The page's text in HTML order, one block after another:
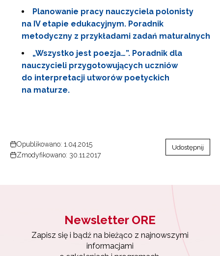
Planowanie pracy nauczyciela polonisty
na IV etapie edukacyjnym. Poradnik
metodyczny z przykładami zadań maturalnych
„Wszystko jest poezja…”. Poradnik dla
nauczycieli przygotowujących uczniów
do interpretacji utworów poetyckich
na maturze.
Opublikowano: 1.04.2015
Zmodyfikowano: 30.11.2017
Udostępnij
Newsletter ORE
Zapisz się i bądź na bieżąco z najnowszymi
informacjami